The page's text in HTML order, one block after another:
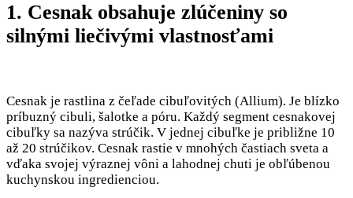
1. Cesnak obsahuje zlúčeniny so
silnými liečivými vlastnosťami
Cesnak je rastlina z čeľade cibuľovitých (Allium). Je blízko
príbuzný cibuli, šalotke a póru. Každý segment cesnakovej
cibuľky sa nazýva strúčik. V jednej cibuľke je približne 10
až 20 strúčikov. Cesnak rastie v mnohých častiach sveta a
vďaka svojej výraznej vôni a lahodnej chuti je obľúbenou
kuchynskou ingredienciou.